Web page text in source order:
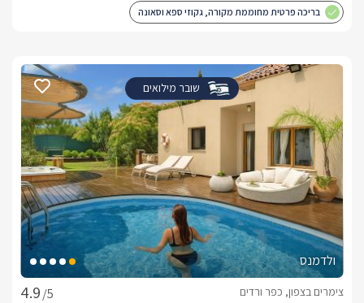
בריכה פרטית מחוממת מקורה, גקוזי ספא וסאונה
שובר מילואים
ולדמנס
/5
צימרים בצפון, כפר ורדים